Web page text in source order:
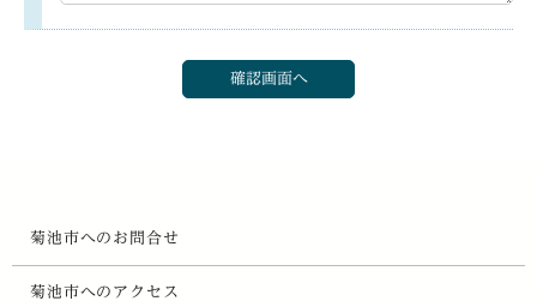
菊池市へのお問合せ
菊池市へのアクセス